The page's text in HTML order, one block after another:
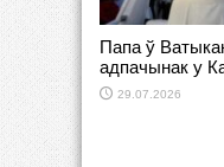
Папа ў
адпачынак у
29.07.2026